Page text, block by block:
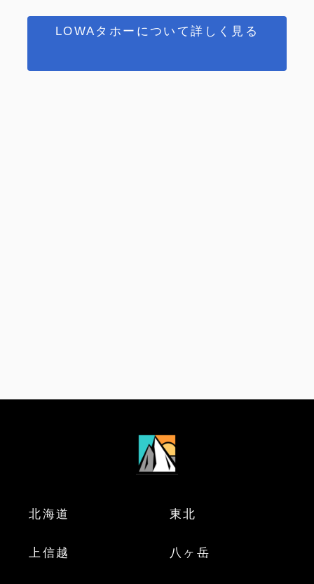
LOWAタホーについて詳しく見る
北海道 東北
上信越 八ヶ岳